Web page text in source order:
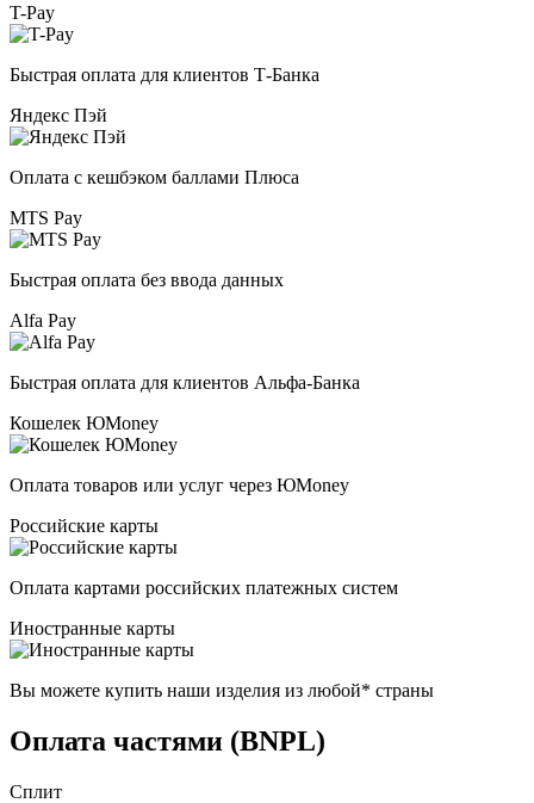
T-Pay
Быстрая оплата для клиентов Т-Банка
Яндекс Пэй
Оплата с кешбэком баллами Плюса
MTS Pay
Быстрая оплата без ввода данных
Alfa Pay
Быстрая оплата для клиентов Альфа-Банка
Кошелек ЮMoney
Оплата товаров или услуг через ЮMoney
Российские карты
Оплата картами российских платежных систем
Иностранные карты
Вы можете купить наши изделия из любой* страны
Оплата частями (BNPL)
Сплит